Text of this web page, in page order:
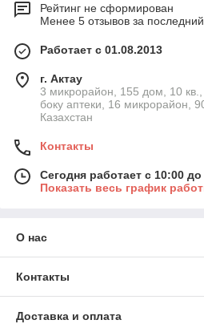
Рейтинг не сформирован
Менее 5 отзывов за последний
Работает с 01.08.2013
г. Актау
3 микрорайон, 155 дом, 10
боку аптеки, 16 микрорайон,
Казахстан
Контакты
Сегодня работает с 10:00
Показать весь график
О нас
Контакты
Доставка и оплата